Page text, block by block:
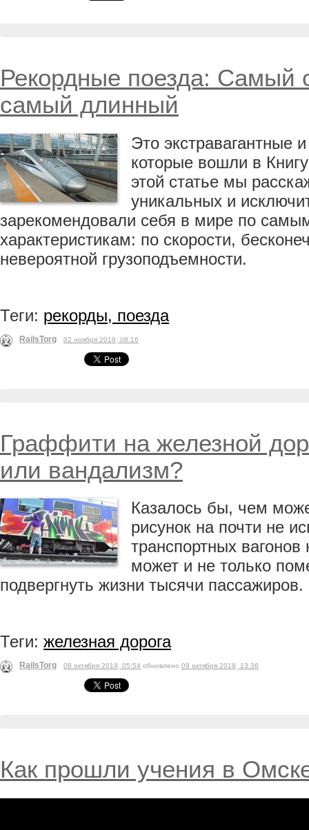
Рекордные поезда: Самый
самый длинный
Это экстравагантные
которые вошли в
этой статье мы
уникальных и
зарекомендовали себя в мире по
характеристикам: по скорости,
невероятной грузоподъемности.
Теги: рекорды, поезда
RailsTorg 02 ноября 2019, 08:16
Граффити на железной
или вандализм?
Казалось бы, чем
рисунок на почти не
транспортных
может и не только
подвергнуть жизни тысячи пассажиров.
Теги: железная дорога
RailsTorg 08 октября 2019, 05:54 обновлено 09 октября 2019, 13:36
Как прошли учения в